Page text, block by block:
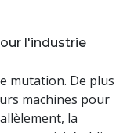
l'industrie
mutation. De plus
machines pour
la